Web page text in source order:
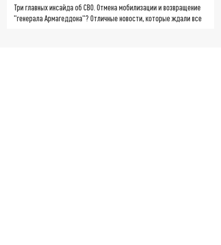
Три главных инсайда об СВО. Отмена мобилизации и возвращение
"генерала Армагеддона"? Отличные новости, которые ждали все